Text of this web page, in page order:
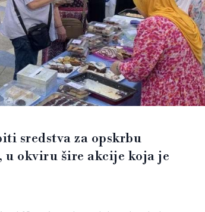
sredstva za opskrbu
u okviru šire akcije koja je